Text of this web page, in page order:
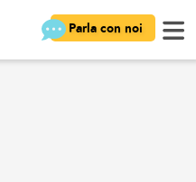
Parla con noi